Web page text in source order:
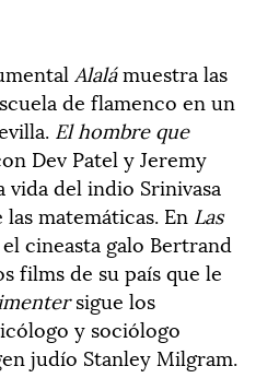
Alalámuestra las
de flamenco en un
El hombre que
Dev Patel y Jeremy
del indio Srinivasa
matemáticas. En Las
cineasta galo Bertrand
films de su país que le
sigue los
y sociólogo
judío Stanley Milgram.